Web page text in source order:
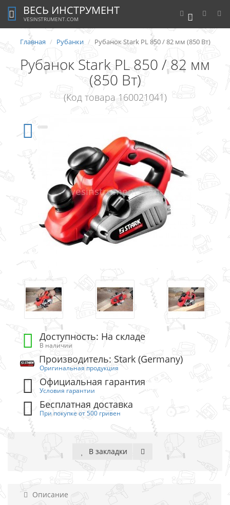
0
ВЕСЬ ИНСТРУМЕНТ
VESINSTRUMENT.COM
Главная Рубанки Рубанок Stark PL 850 / 82 мм (850 Вт)
Рубанок Stark PL 850 / 82 мм
(850 Вт)
(Код товара 160021041)
Доступность: На складе
В наличии
Производитель: Stark (Germany)
Оригинальная продукция
Официальная гарантия
Условия гарантии
Бесплатная доставка
При покупке от 500 гривен
В закладки
Описание